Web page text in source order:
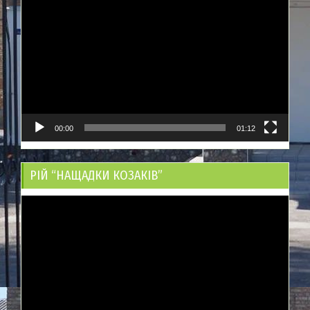
00:00 01:12
РІЙ “НАЩАДКИ КОЗАКІВ”